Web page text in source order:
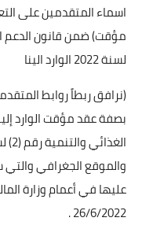
لسنة 2022 الوارد الينا
(نرافق ربطاً روابط
بصفة عقد مؤقت الوارد
والموقع الجغرافي
26/6/2022 .